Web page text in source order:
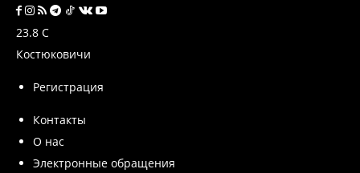
23.8 C
Костюковичи
Регистрация
Контакты
О нас
Электронные обращения